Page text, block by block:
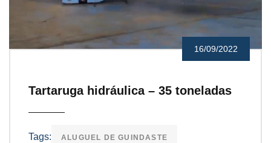
16/09/2022
Tartaruga hidráulica – 35 toneladas
Tags: ALUGUEL DE GUINDASTE